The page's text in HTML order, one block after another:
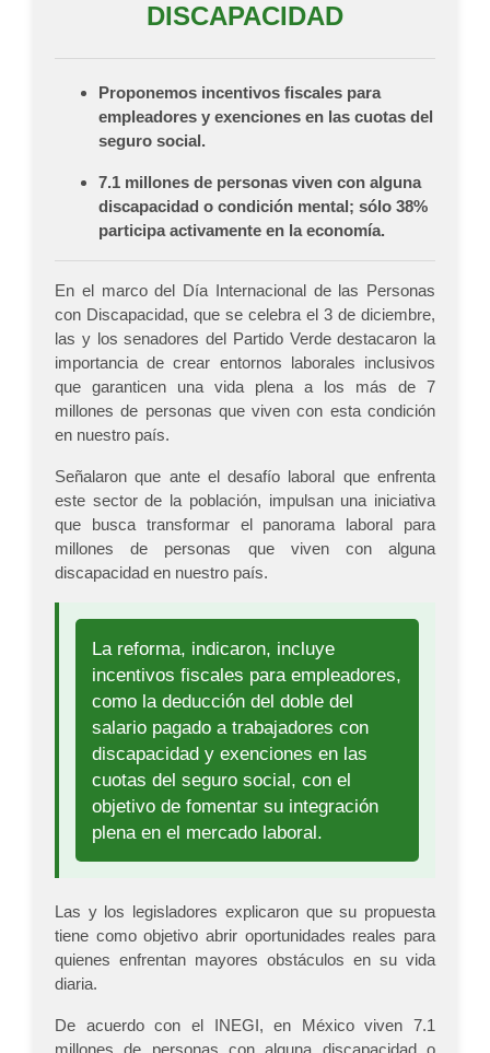
DISCAPACIDAD
Proponemos incentivos fiscales para
empleadores y exenciones en las cuotas del
seguro social.
7.1 millones de personas viven con alguna
discapacidad o condición mental; sólo 38%
participa activamente en la economía.
En el marco del Día Internacional de las Personas
con Discapacidad, que se celebra el 3 de diciembre,
las y los senadores del Partido Verde destacaron la
importancia de crear entornos laborales inclusivos
que garanticen una vida plena a los más de 7
millones de personas que viven con esta condición
en nuestro país.
Señalaron que ante el desafío laboral que enfrenta
este sector de la población, impulsan una iniciativa
que busca transformar el panorama laboral para
millones de personas que viven con alguna
discapacidad en nuestro país.
La reforma, indicaron, incluye
incentivos fiscales para empleadores,
como la deducción del doble del
salario pagado a trabajadores con
discapacidad y exenciones en las
cuotas del seguro social, con el
objetivo de fomentar su integración
plena en el mercado laboral.
Las y los legisladores explicaron que su propuesta
tiene como objetivo abrir oportunidades reales para
quienes enfrentan mayores obstáculos en su vida
diaria.
De acuerdo con el INEGI, en México viven 7.1